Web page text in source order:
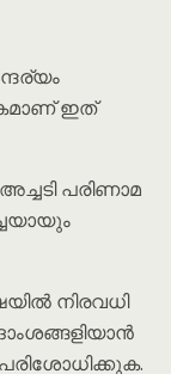
ഇത്
പരിണാമ
നിരവധി